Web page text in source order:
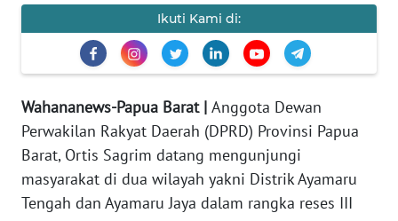
Ikuti Kami di:
Wahananews-Papua Barat | Anggota Dewan
Perwakilan Rakyat Daerah (DPRD) Provinsi Papua
Barat, Ortis Sagrim datang mengunjungi
masyarakat di dua wilayah yakni Distrik Ayamaru
Tengah dan Ayamaru Jaya dalam rangka reses III
KARIR
DISCLAIMER
Wahana